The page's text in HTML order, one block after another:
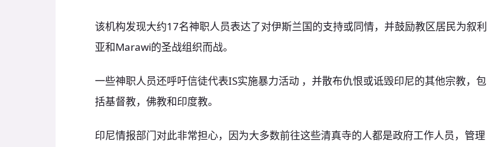
该机构发现大约17名神职人员表达了对伊斯兰国的支持或同情，并鼓励教区居民为叙利
亚和Marawi的圣战组织而战。
一些神职人员还呼吁信徒代表IS实施暴力活动 ，并散布仇恨或诋毁印尼的其他宗教，包
括基督教，佛教和印度教。
印尼情报部门对此非常担心，因为大多数前往这些清真寺的人都是政府工作人员，管理